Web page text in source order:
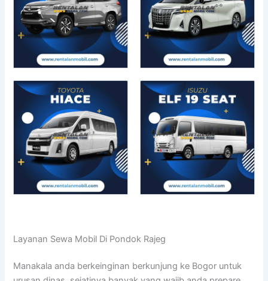
Layanan Sewa Mobil Di Pondok Rajeg
Manakala anda berkeinginan berkunjung ke Bogor untuk